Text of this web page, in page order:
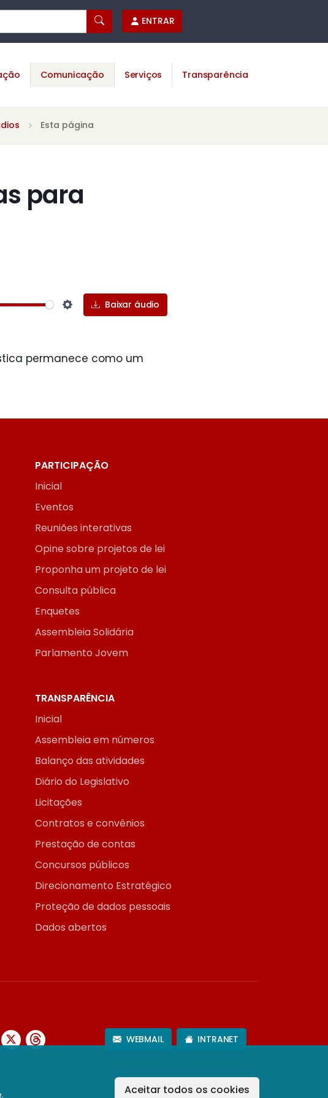
Aceitar todos os cookies
ENTRAR
Comunicação Serviços Transparência
Esta página
para
Settings
Baixar áudio
permanece como um
PARTICIPAÇÃO
Inicial
Eventos
Reuniões interativas
Opine sobre projetos de lei
Proponha um projeto de lei
Consulta pública
Enquetes
Assembleia Solidária
Parlamento Jovem
TRANSPARÊNCIA
Inicial
Assembleia em números
Balanço das atividades
Diário do Legislativo
Licitações
Contratos e convênios
Prestação de contas
Concursos públicos
Direcionamento Estratégico
Proteção de dados pessoais
Dados abertos
WEBMAIL INTRANET